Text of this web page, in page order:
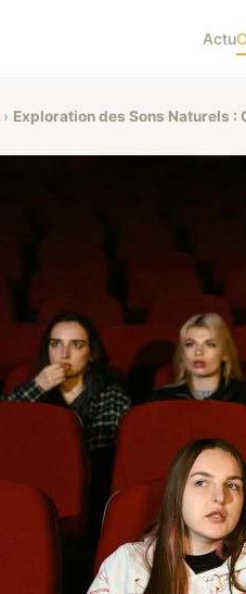
Actu
› Exploration des Sons Naturels